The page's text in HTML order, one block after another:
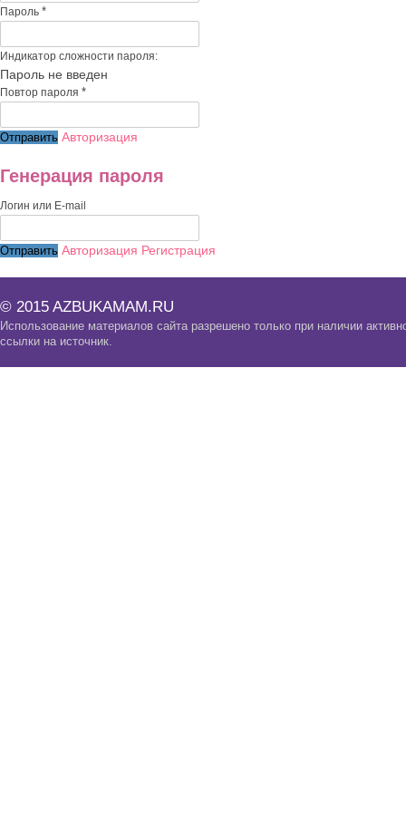
Пароль *
Индикатор сложности пароля:
Пароль не введен
Повтор пароля *
Авторизация
Генерация пароля
Логин или E-mail
Авторизация Регистрация
© 2015 AZBUKAMAM.RU
Использование материалов сайта разрешено только при наличии
ссылки на источник.